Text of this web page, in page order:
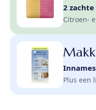
2
Citroen-
Plus een